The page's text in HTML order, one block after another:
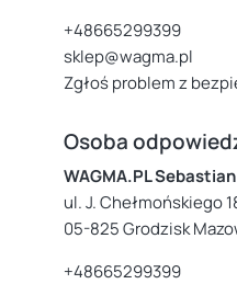
+48665299399
sklep@wagma.pl
Zgłoś problem z
Osoba
WAGMA.PL
ul. J. Chełmońskiego
05-825 Grodzisk
+48665299399